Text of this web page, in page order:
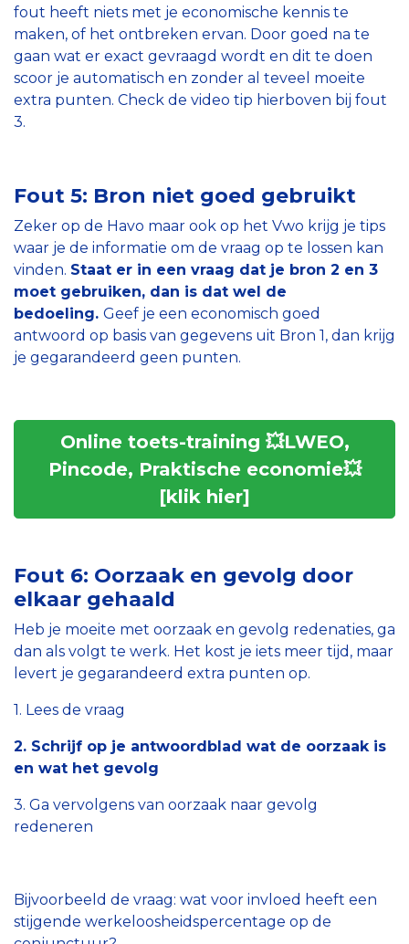
fout heeft niets met je economische kennis te
maken, of het ontbreken ervan. Door goed na te
gaan wat er exact gevraagd wordt en dit te doen
scoor je automatisch en zonder al teveel moeite
extra punten. Check de video tip hierboven bij fout
3.
Fout 5: Bron niet goed gebruikt
Zeker op de Havo maar ook op het Vwo krijg je tips
waar je de informatie om de vraag op te lossen kan
vinden. Staat er in een vraag dat je bron 2 en 3
moet gebruiken, dan is dat wel de
bedoeling. Geef je een economisch goed
antwoord op basis van gegevens uit Bron 1, dan krijg
je gegarandeerd geen punten.
Online toets-training 💥LWEO,
Pincode, Praktische economie💥
[klik hier]
Fout 6: Oorzaak en gevolg door
elkaar gehaald
Heb je moeite met oorzaak en gevolg redenaties, ga
dan als volgt te werk. Het kost je iets meer tijd, maar
levert je gegarandeerd extra punten op.
1. Lees de vraag
2. Schrijf op je antwoordblad wat de oorzaak is
en wat het gevolg
3. Ga vervolgens van oorzaak naar gevolg
redeneren
Bijvoorbeeld de vraag: wat voor invloed heeft een
stijgende werkeloosheidspercentage op de